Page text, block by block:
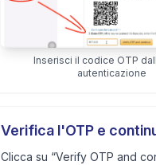
Inserisci il codice OTP
autenticazione
Verifica l'OTP e
Clicca su “Verify OTP and